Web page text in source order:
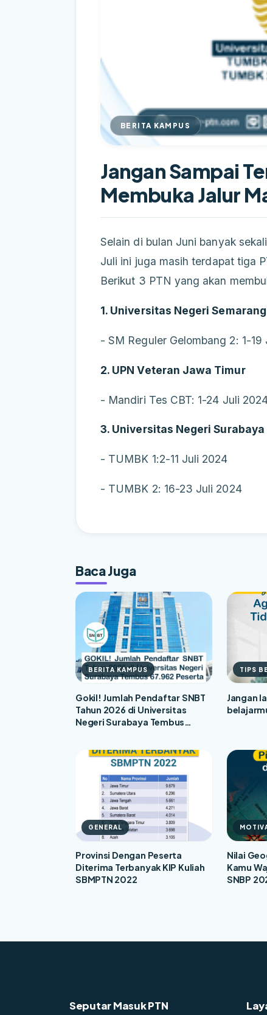
BERITA KAMPUS
Jangan Sampai
Membuka Jalur
Selain di bulan Juni banyak
Juli ini juga masih terdapat tiga
Berikut 3 PTN yang akan
1. Universitas Negeri Semarang
- SM Reguler Gelombang 2: 1-19
2. UPN Veteran Jawa Timur
- Mandiri Tes CBT: 1-24 Juli
3. Universitas Negeri Surabaya
- TUMBK 1:2-11 Juli 2024
- TUMBK 2: 16-23 Juli 2024
Baca Juga
BERITA KAMPUS
Gokil! Jumlah Pendaftar SNBT
Tahun 2026 di Universitas
Negeri Surabaya Tembus
TIPS
Jangan
GENERAL
Provinsi Dengan Peserta
Diterima Terbanyak KIP Kuliah
SBMPTN 2022
Nilai
Kamu
SNBP
Seputar Masuk PTN